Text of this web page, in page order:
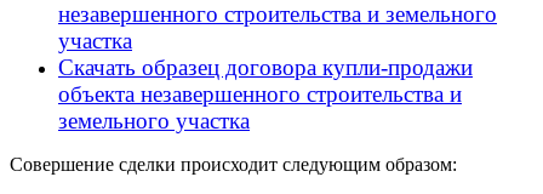
незавершенного строительства и земельного
участка
Скачать образец договора купли-продажи
объекта незавершенного строительства и
земельного участка
Совершение сделки происходит следующим образом: